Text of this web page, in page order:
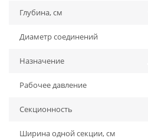
Глубина, см
Диаметр соединений
Назначение
Рабочее давление
Секционность
Ширина одной секции, см